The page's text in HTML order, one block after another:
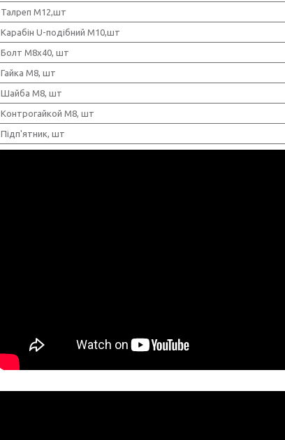
Талреп М12,шт
Карабін U-подібний М10,шт
Болт М8х40, шт
Гайка М8, шт
Шайба М8, шт
Контрогайкой М8, шт
Підп'ятник, шт